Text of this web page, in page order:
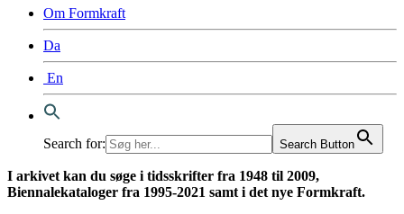
Om Formkraft
Da
En
Search for: Search Button
I arkivet kan du søge i tidsskrifter fra 1948 til 2009,
Biennalekataloger fra 1995-2021 samt i det nye Formkraft.